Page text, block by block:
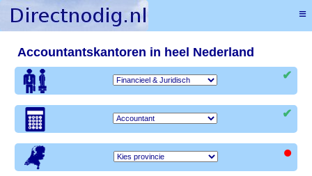
Accountantskantoren in heel Nederland
✔
✔
•
≡